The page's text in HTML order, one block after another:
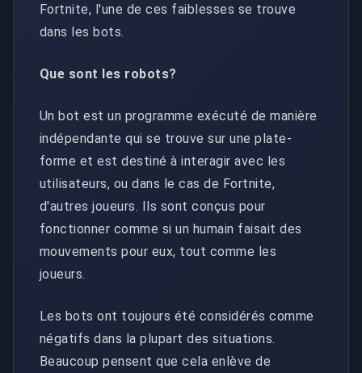
Fortnite, l'une de ces faiblesses se trouve
dans les bots.
Que sont les robots?
Un bot est un programme exécuté de manière
indépendante qui se trouve sur une plate-
forme et est destiné à interagir avec les
utilisateurs, ou dans le cas de Fortnite,
d'autres joueurs. Ils sont conçus pour
fonctionner comme si un humain faisait des
mouvements pour eux, tout comme les
joueurs.
Les bots ont toujours été considérés comme
négatifs dans la plupart des situations.
Beaucoup pensent que cela enlève de